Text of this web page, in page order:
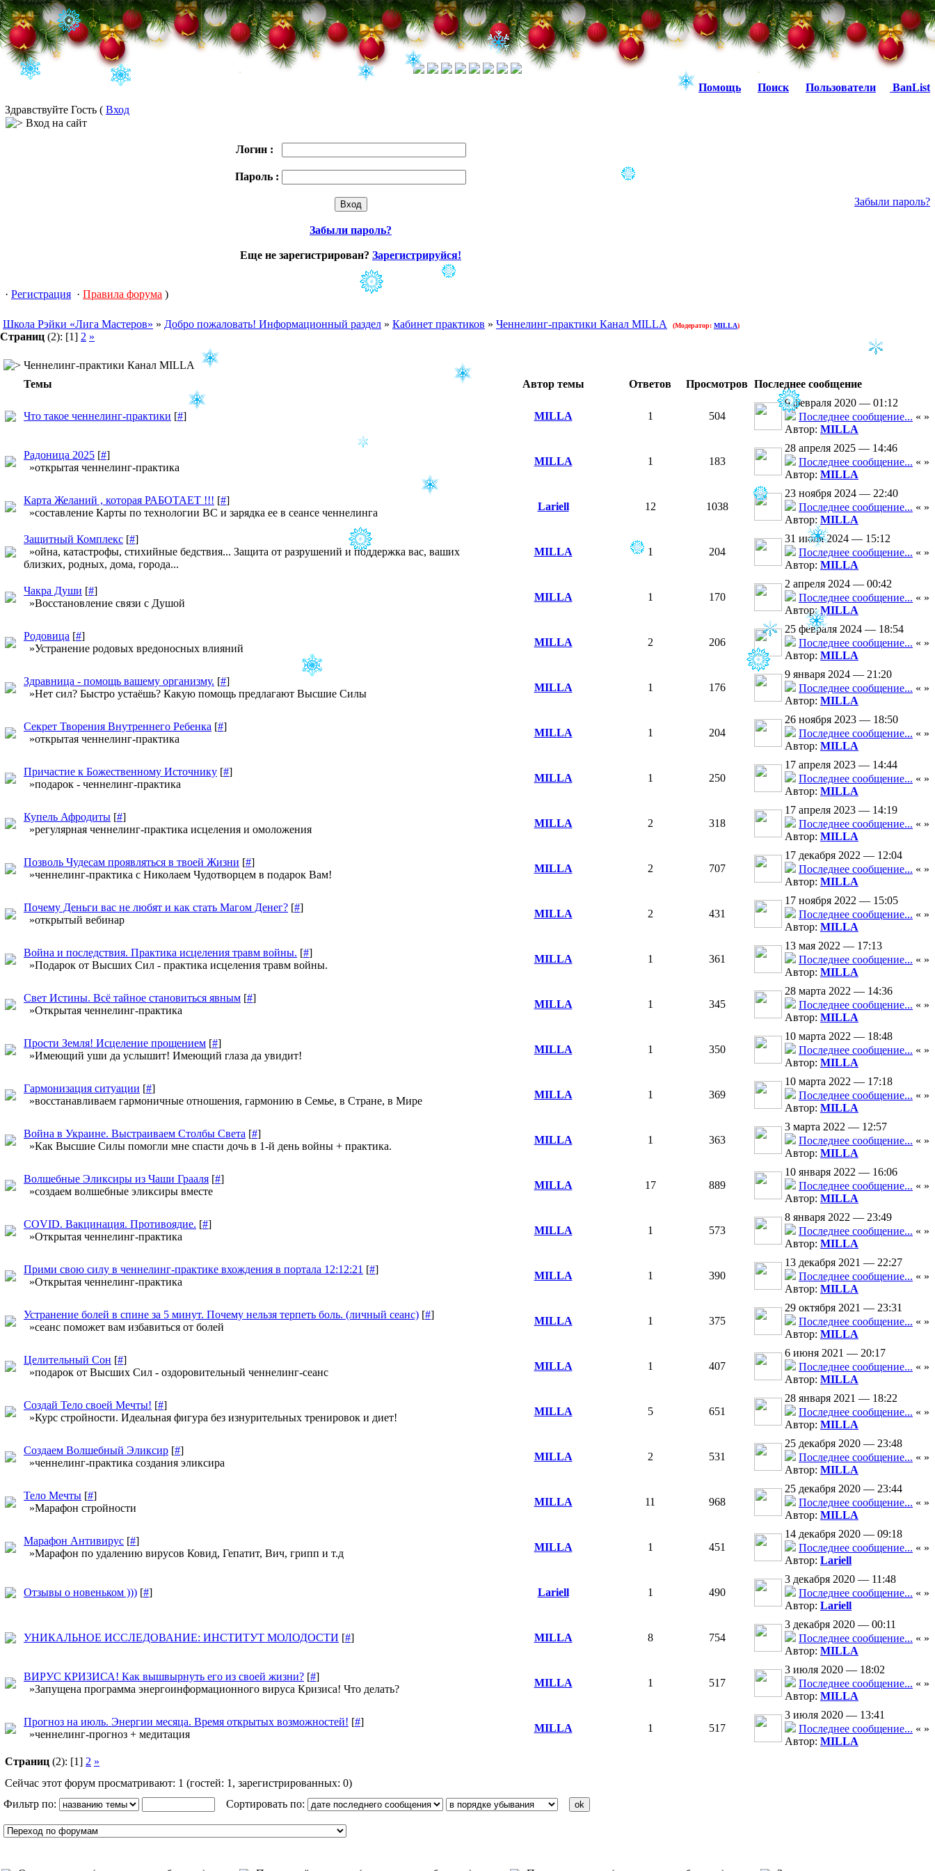
Помощь Поиск Пользователи
BanList
Здравствуйте Гость ( Вход
Вход на сайт
Логин :
Пароль :
Забыли пароль?
Еще не зарегистрирован? Зарегистрируйся!
· Регистрация · Правила форума )
Забыли пароль?
Школа Рэйки «Лига Мастеров» » Добро пожаловать! Информационный раздел » Кабинет практиков » Ченнелинг-практики Канал MILLA (Модератор: MILLA)
Страниц (2): [1] 2 »
Ченнелинг-практики Канал MILLA
Темы
Автор темы Ответов Просмотров Последнее сообщение
Что такое ченнелинг-практики [#] MILLA 1 504
9 февраля 2020 — 01:12
Последнее сообщение... « »
Автор: MILLA
Радоница 2025 [#]
»открытая ченнелинг-практика
MILLA 1 183
28 апреля 2025 — 14:46
Последнее сообщение... « »
Автор: MILLA
Карта Желаний , которая РАБОТАЕТ !!! [#]
»составление Карты по технологии ВС и зарядка ее в сеансе ченнелинга
Lariell 12 1038
23 ноября 2024 — 22:40
Последнее сообщение... « »
Автор: MILLA
Защитный Комплекс [#]
»ойна, катастрофы, стихийные бедствия... Защита от разрушений и поддержка вас, ваших
близких, родных, дома, города...
MILLA 1 204
31 июля 2024 — 15:12
Последнее сообщение... « »
Автор: MILLA
Чакра Души [#]
»Восстановление связи с Душой
MILLA 1 170
2 апреля 2024 — 00:42
Последнее сообщение... « »
Автор:MILLA
Родовица [#]
»Устранение родовых вредоносных влияний
MILLA 2 206
25 февраля 2024 — 18:54
Последнее сообщение... « »
Автор: MILLA
Здравница - помощь вашему организму. [#]
»Нет сил? Быстро устаёшь? Какую помощь предлагают Высшие Силы
MILLA 1 176
9 января 2024 — 21:20
Последнее сообщение... « »
Автор: MILLA
Секрет Творения Внутреннего Ребенка [#]
»открытая ченнелинг-практика
MILLA 1 204
26 ноября 2023 — 18:50
Последнее сообщение... « »
Автор: MILLA
Причастие к Божественному Источнику [#]
»подарок - ченнелинг-практика
MILLA 1 250
17 апреля 2023 — 14:44
Последнее сообщение... « »
Автор: MILLA
Купель Афродиты [#]
»регулярная ченнелинг-практика исцеления и омоложения
MILLA 2 318
17 апреля 2023 — 14:19
Последнее сообщение... « »
Автор: MILLA
Позволь Чудесам проявляться в твоей Жизни [#]
»ченнелинг-практика с Николаем Чудотворцем в подарок Вам!
MILLA 2 707
17 декабря 2022 — 12:04
Последнее сообщение... « »
Автор: MILLA
Почему Деньги вас не любят и как стать Магом Денег? [#]
»открытый вебинар
MILLA 2 431
17 ноября 2022 — 15:05
Последнее сообщение... « »
Автор: MILLA
Война и последствия. Практика исцеления травм войны. [#]
»Подарок от Высших Сил - практика исцеления травм войны.
MILLA 1 361
13 мая 2022 — 17:13
Последнее сообщение... « »
Автор: MILLA
Свет Истины. Всё тайное становиться явным [#]
»Открытая ченнелинг-практика
MILLA 1 345
28 марта 2022 — 14:36
Последнее сообщение... « »
Автор: MILLA
Прости Земля! Исцеление прощением [#]
»Имеющий уши да услышит! Имеющий глаза да увидит!
MILLA 1 350
10 марта 2022 — 18:48
Последнее сообщение... « »
Автор: MILLA
Гармонизация ситуации [#]
»восстанавливаем гармоничные отношения, гармонию в Семье, в Стране, в Мире
MILLA 1 369
10 марта 2022 — 17:18
Последнее сообщение... « »
Автор: MILLA
Война в Украине. Выстраиваем Столбы Света [#]
»Как Высшие Силы помогли мне спасти дочь в 1-й день войны + практика.
MILLA 1 363
3 марта 2022 — 12:57
Последнее сообщение... « »
Автор: MILLA
Волшебные Эликсиры из Чаши Грааля [#]
»создаем волшебные эликсиры вместе
MILLA 17 889
10 января 2022 — 16:06
Последнее сообщение... « »
Автор: MILLA
COVID. Вакцинация. Противоядие. [#]
»Открытая ченнелинг-практика
MILLA 1 573
8 января 2022 — 23:49
Последнее сообщение... « »
Автор: MILLA
Прими свою силу в ченнелинг-практике вхождения в портала 12:12:21 [#]
»Открытая ченнелинг-практика
MILLA 1 390
13 декабря 2021 — 22:27
Последнее сообщение... « »
Автор: MILLA
Устранение болей в спине за 5 минут. Почему нельзя терпеть боль. (личный сеанс) [#]
»сеанс поможет вам избавиться от болей
MILLA 1 375
29 октября 2021 — 23:31
Последнее сообщение... « »
Автор: MILLA
Целительный Сон [#]
»подарок от Высших Сил - оздоровительный ченнелинг-сеанс
MILLA 1 407
6 июня 2021 — 20:17
Последнее сообщение... « »
Автор: MILLA
Создай Тело своей Мечты! [#]
»Курс стройности. Идеальная фигура без изнурительных тренировок и диет!
MILLA 5 651
28 января 2021 — 18:22
Последнее сообщение... « »
Автор: MILLA
Создаем Волшебный Эликсир [#]
»ченнелинг-практика создания эликсира
MILLA 2 531
25 декабря 2020 — 23:48
Последнее сообщение... « »
Автор: MILLA
Тело Мечты [#]
»Марафон стройности
MILLA 11 968
25 декабря 2020 — 23:44
Последнее сообщение... « »
Автор: MILLA
Марафон Антивирус [#]
»Марафон по удалению вирусов Ковид, Гепатит, Вич, грипп и т.д
MILLA 1 451
14 декабря 2020 — 09:18
Последнее сообщение... « »
Автор: Lariell
Отзывы о новеньком ))) [#] Lariell 1 490
3 декабря 2020 — 11:48
Последнее сообщение... « »
Автор: Lariell
УНИКАЛЬНОЕ ИССЛЕДОВАНИЕ: ИНСТИТУТ МОЛОДОСТИ [#] MILLA 8 754
3 декабря 2020 — 00:11
Последнее сообщение... « »
Автор: MILLA
ВИРУС КРИЗИСА! Как вышвырнуть его из своей жизни? [#]
»Запущена программа энергоинформационного вируса Кризиса! Что делать?
MILLA 1 517
3 июля 2020 — 18:02
Последнее сообщение... « »
Автор: MILLA
Прогноз на июль. Энергии месяца. Время открытых возможностей! [#]
»ченнелинг-прогноз + медитация
MILLA 1 517
3 июля 2020 — 13:41
Последнее сообщение... « »
Автор: MILLA
Страниц (2): [1] 2 »
Сейчас этот форум просматривают: 1 (гостей: 1, зарегистрированных: 0)
Фильтр по:
Сортировать по: